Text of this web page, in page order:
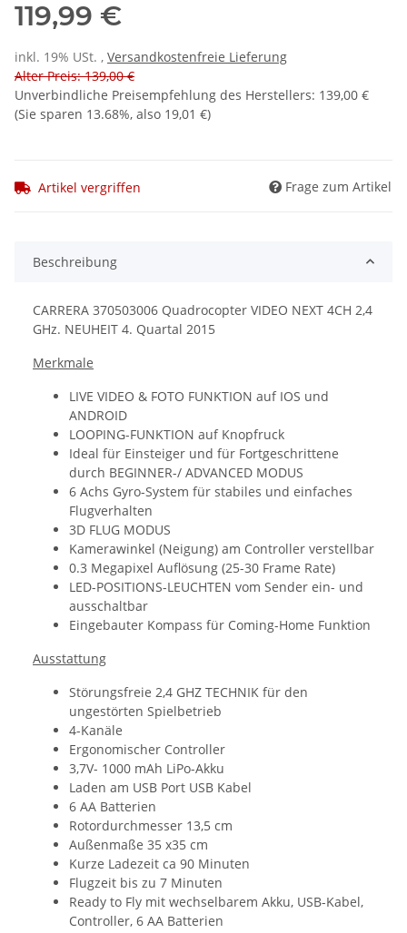
119,99 €
inkl. 19% USt. , Versandkostenfreie Lieferung
Alter Preis: 139,00 €
Unverbindliche Preisempfehlung des Herstellers: 139,00 €
(Sie sparen 13.68%, also 19,01 €)
Artikel vergriffen Frage zum Artikel
Beschreibung
CARRERA 370503006 Quadrocopter VIDEO NEXT 4CH 2,4
GHz. NEUHEIT 4. Quartal 2015
Merkmale
LIVE VIDEO & FOTO FUNKTION auf IOS und
ANDROID
LOOPING-FUNKTION auf Knopfruck
Ideal für Einsteiger und für Fortgeschrittene
durch BEGINNER-/ ADVANCED MODUS
6 Achs Gyro-System für stabiles und einfaches
Flugverhalten
3D FLUG MODUS
Kamerawinkel (Neigung) am Controller verstellbar
0.3 Megapixel Auflösung (25-30 Frame Rate)
LED-POSITIONS-LEUCHTEN vom Sender ein- und
ausschaltbar
Eingebauter Kompass für Coming-Home Funktion
Ausstattung
Störungsfreie 2,4 GHZ TECHNIK für den
ungestörten Spielbetrieb
4-Kanäle
Ergonomischer Controller
3,7V- 1000 mAh LiPo-Akku
Laden am USB Port USB Kabel
6 AA Batterien
Rotordurchmesser 13,5 cm
Außenmaße 35 x35 cm
Kurze Ladezeit ca 90 Minuten
Flugzeit bis zu 7 Minuten
Ready to Fly mit wechselbarem Akku, USB-Kabel,
Controller, 6 AA Batterien